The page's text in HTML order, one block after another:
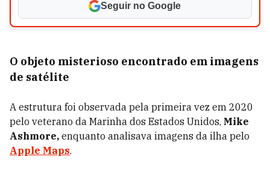
Seguir no Google
O objeto misterioso encontrado em imagens
de satélite
A estrutura foi observada pela primeira vez em 2020
pelo veterano da Marinha dos Estados Unidos, Mike
Ashmore, enquanto analisava imagens da ilha pelo
Apple Maps.